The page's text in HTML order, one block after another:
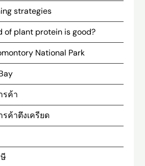
strategies
of plant protein is good?
National Park
รค้า
รค้าตึงเครียด